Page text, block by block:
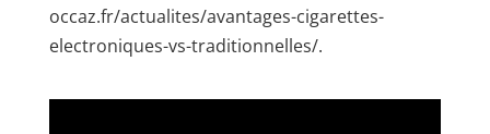
occaz.fr/actualites/avantages-cigarettes-
electroniques-vs-traditionnelles/.